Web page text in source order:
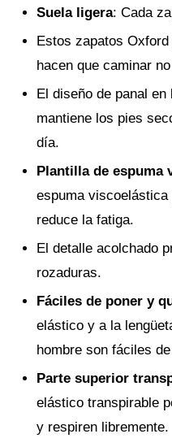
Suela ligera: Cada
Estos zapatos
hacen que caminar
El diseño de panal
mantiene los pies
día.
Plantilla de espuma
espuma
reduce la fatiga.
El detalle acolchado
rozaduras.
Fáciles de poner y
elástico y a la
hombre son fáciles
Parte superior
elástico transpirable
y respiren libremente.